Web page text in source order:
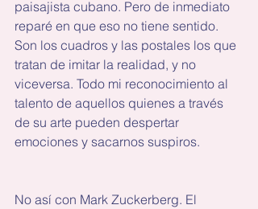
paisajista cubano. Pero de inmediato
reparé en que eso no tiene sentido.
Son los cuadros y las postales los que
tratan de imitar la realidad, y no
viceversa. Todo mi reconocimiento al
talento de aquellos quienes a través
de su arte pueden despertar
emociones y sacarnos suspiros.
No así con Mark Zuckerberg. El